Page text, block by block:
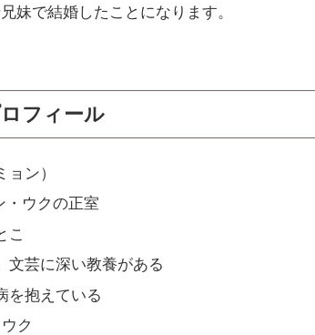
妹で結婚したことになります。
フィール
ン）
・ウクの正室
こ
文芸に深い教養がある
を抱えている
ク